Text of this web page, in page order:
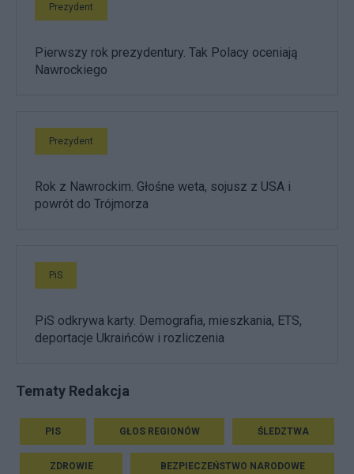
Prezydent
Pierwszy rok prezydentury. Tak Polacy oceniają
Nawrockiego
Prezydent
Rok z Nawrockim. Głośne weta, sojusz z USA i
powrót do Trójmorza
PiS
PiS odkrywa karty. Demografia, mieszkania, ETS,
deportacje Ukraińców i rozliczenia
Tematy Redakcja
PIS GŁOS REGIONÓW ŚLEDZTWA
ZDROWIE BEZPIECZEŃSTWO NARODOWE